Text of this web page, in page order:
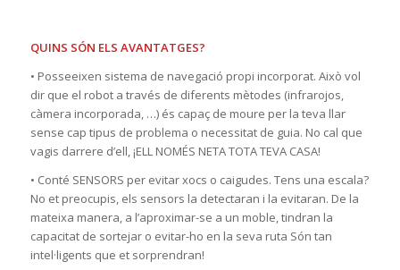
QUINS SÓN ELS AVANTATGES?
• Posseeixen sistema de navegació propi incorporat. Això vol
dir que el robot a través de diferents mètodes (infrarojos,
càmera incorporada, …) és capaç de moure per la teva llar
sense cap tipus de problema o necessitat de guia. No cal que
vagis darrere d’ell, ¡ELL NOMÉS NETA TOTA TEVA CASA!
• Conté SENSORS per evitar xocs o caigudes. Tens una escala?
No et preocupis, els sensors la detectaran i la evitaran. De la
mateixa manera, a l’aproximar-se a un moble, tindran la
capacitat de sortejar o evitar-ho en la seva ruta Són tan
intel·ligents que et sorprendran!